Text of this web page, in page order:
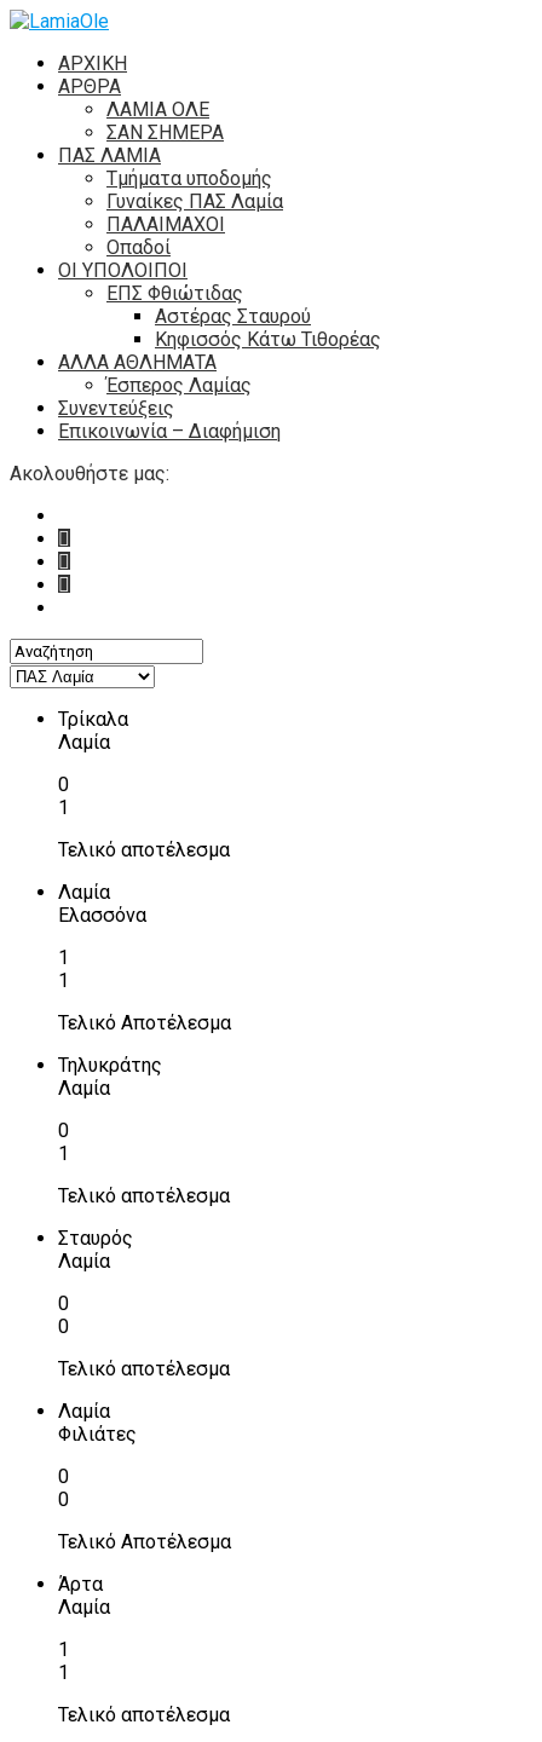
ΑΡΧΙΚΗ
ΑΡΘΡΑ
ΛΑΜΙΑ ΟΛΕ
ΣΑΝ ΣΗΜΕΡΑ
ΠΑΣ ΛΑΜΙΑ
Τμήματα υποδομής
Γυναίκες ΠΑΣ Λαμία
ΠΑΛΑΙΜΑΧΟΙ
Οπαδοί
ΟΙ ΥΠΟΛΟΙΠΟΙ
ΕΠΣ Φθιώτιδας
Αστέρας Σταυρού
Κηφισσός Κάτω Τιθορέας
ΑΛΛΑ ΑΘΛΗΜΑΤΑ
Έσπερος Λαμίας
Συνεντεύξεις
Επικοινωνία – Διαφήμιση
Ακολουθήστε μας:
Τρίκαλα
Λαμία
0
1
Τελικό αποτέλεσμα
Λαμία
Ελασσόνα
1
1
Τελικό Αποτέλεσμα
Τηλυκράτης
Λαμία
0
1
Τελικό αποτέλεσμα
Σταυρός
Λαμία
0
0
Τελικό αποτέλεσμα
Λαμία
Φιλιάτες
0
0
Τελικό Αποτέλεσμα
Άρτα
Λαμία
1
1
Τελικό αποτέλεσμα